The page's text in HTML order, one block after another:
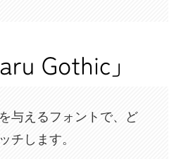
与えるフォントで、ど
チします。